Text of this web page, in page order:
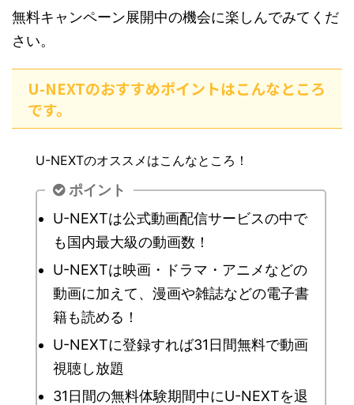
無料キャンペーン展開中の機会に楽しんでみてくだ
さい。
U-NEXTのおすすめポイントはこんなところ
です。
U-NEXTのオススメはこんなところ！
ポイント
U-NEXTは公式動画配信サービスの中で
も国内最大級の動画数！
U-NEXTは映画・ドラマ・アニメなどの
動画に加えて、漫画や雑誌などの電子書
籍も読める！
U-NEXTに登録すれば31日間無料で動画
視聴し放題
31日間の無料体験期間中にU-NEXTを退